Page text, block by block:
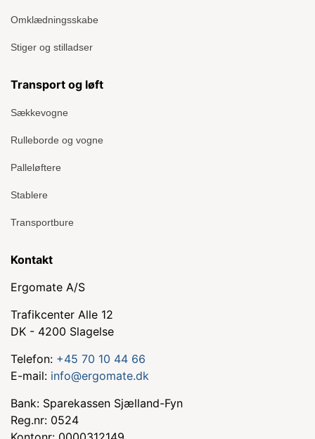
Omklædningsskabe
Stiger og stilladser
Transport og løft
Sækkevogne
Rulleborde og vogne
Palleløftere
Stablere
Transportbure
Kontakt
Ergomate A/S
Trafikcenter Alle 12
DK - 4200 Slagelse
Telefon: +45 70 10 44 66
E-mail: info@ergomate.dk
Bank: Sparekassen Sjælland-Fyn
Reg.nr: 0524